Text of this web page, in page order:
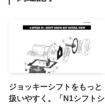
ジョッキーシフトをもっと
扱いやすく。「N1シフトシ